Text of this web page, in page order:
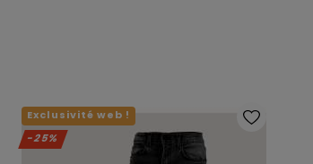
Exclusivité web !
-25%